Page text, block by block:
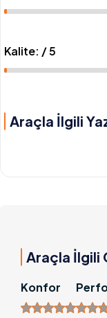
Kalite: / 5
Araçla İlgili
Araçla İlgili
Konfor